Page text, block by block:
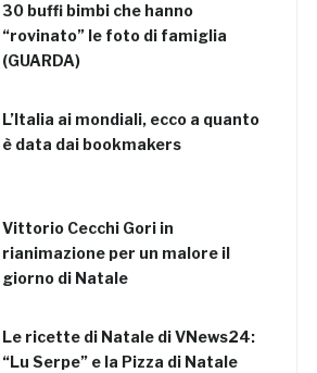
30 buffi bimbi che hanno
“rovinato” le foto di famiglia
(GUARDA)
L’Italia ai mondiali, ecco a quanto
è data dai bookmakers
Vittorio Cecchi Gori in
rianimazione per un malore il
giorno di Natale
Le ricette di Natale di VNews24:
“Lu Serpe” e la Pizza di Natale